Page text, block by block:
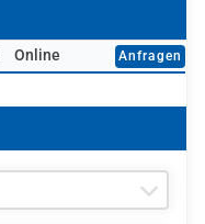
Online Anfragen